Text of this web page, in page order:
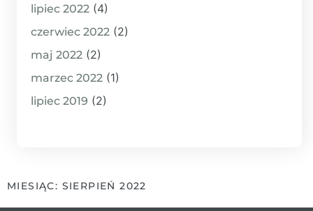
lipiec 2022 (4)
czerwiec 2022 (2)
maj 2022 (2)
marzec 2022 (1)
lipiec 2019 (2)
MIESIĄC: SIERPIEŃ 2022